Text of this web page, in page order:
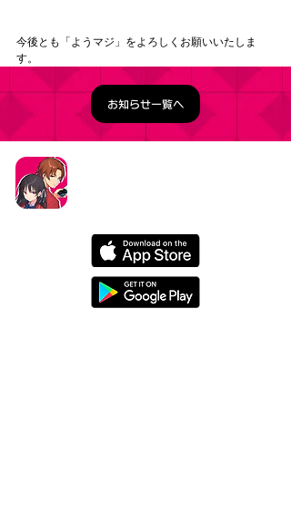
今後とも「ようマジ」をよろしくお願いいたしま
す。
お知らせ一覧へ